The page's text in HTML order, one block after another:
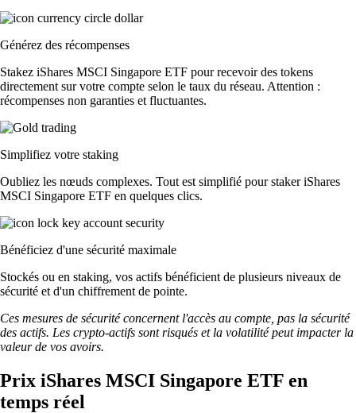
Générez des récompenses
Stakez iShares MSCI Singapore ETF pour recevoir des tokens
directement sur votre compte selon le taux du réseau. Attention :
récompenses non garanties et fluctuantes.
Simplifiez votre staking
Oubliez les nœuds complexes. Tout est simplifié pour staker iShares
MSCI Singapore ETF en quelques clics.
Bénéficiez d'une sécurité maximale
Stockés ou en staking, vos actifs bénéficient de plusieurs niveaux de
sécurité et d'un chiffrement de pointe.
Ces mesures de sécurité concernent l'accès au compte, pas la sécurité
des actifs. Les crypto-actifs sont risqués et la volatilité peut impacter la
valeur de vos avoirs.
Prix iShares MSCI Singapore ETF en
temps réel